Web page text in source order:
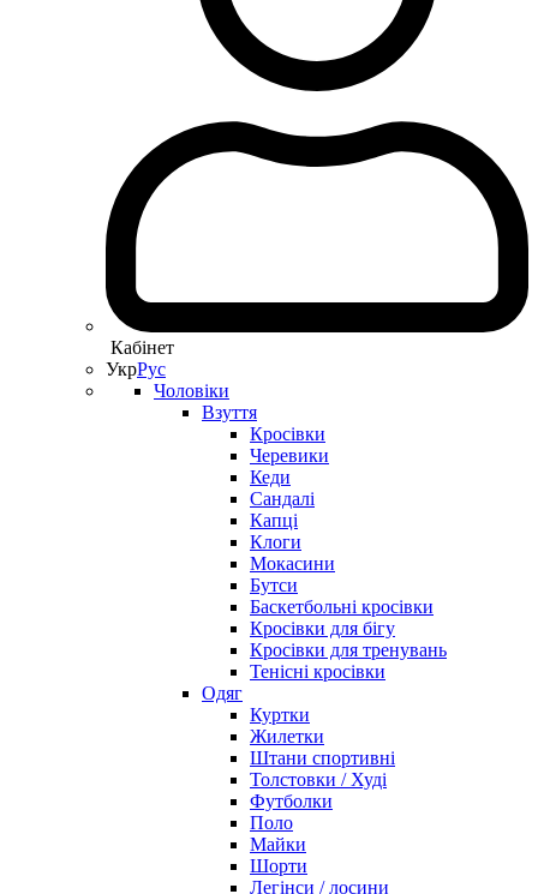
Кабінет
УкрРус
Чоловіки
Взуття
Кросівки
Черевики
Кеди
Сандалі
Капці
Клоги
Мокасини
Бутси
Баскетбольні кросівки
Кросівки для бігу
Кросівки для тренувань
Тенісні кросівки
Одяг
Куртки
Жилетки
Штани спортивні
Толстовки / Худі
Футболки
Поло
Майки
Шорти
Легінси / лосини